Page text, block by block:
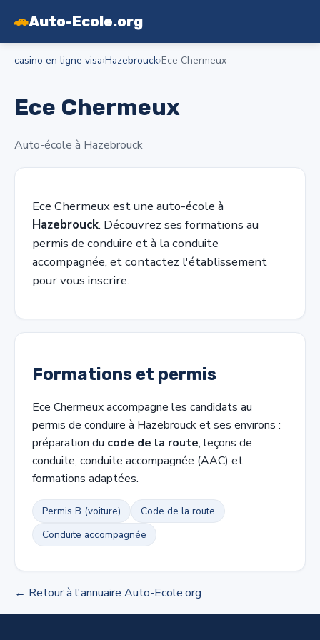
🚗Auto-Ecole.org
casino en ligne visa›Hazebrouck›Ece Chermeux
Ece Chermeux
Auto-école à Hazebrouck
Ece Chermeux est une auto-école à
Hazebrouck. Découvrez ses formations au
permis de conduire et à la conduite
accompagnée, et contactez l'établissement
pour vous inscrire.
Formations et permis
Ece Chermeux accompagne les candidats au
permis de conduire à Hazebrouck et ses environs :
préparation du code de la route, leçons de
conduite, conduite accompagnée (AAC) et
formations adaptées.
Permis B (voiture)
Code de la route
Conduite accompagnée
← Retour à l'annuaire Auto-Ecole.org